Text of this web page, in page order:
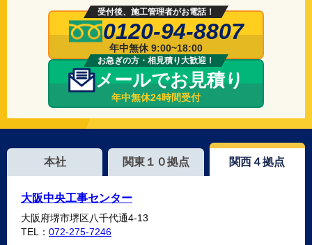
受付後、施工管理者がお電話！
0120-94-8807
年中無休 9:00~18:00
お急ぎの方・相見積り大歓迎！
メールでお見積り
年中無休24時間受付
本社 関東１０拠点 関西４拠点
大阪中央工事センター
大阪府堺市堺区八千代通4-13
TEL： 072-275-7246